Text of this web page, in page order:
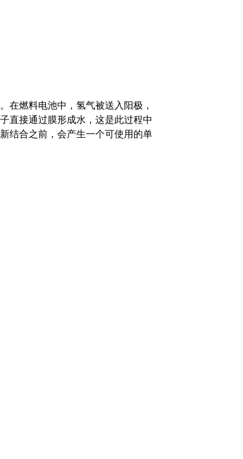
在燃料电池中，氢气被送入阳极，
直接通过膜形成水，这是此过程中
结合之前，会产生一个可使用的单